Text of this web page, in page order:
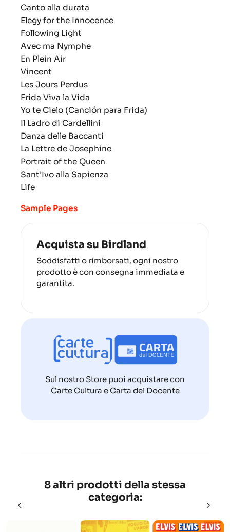
Canto alla durata
Elegy for the Innocence
Following Light
Avec ma Nymphe
En Plein Air
Vincent
Les Jours Perdus
Frida Viva la Vida
Yo te Cielo (Canción para Frida)
Il Ladro di Cardellini
Danza delle Baccanti
La Lettre de Josephine
Portrait of the Queen
Sant’Ivo alla Sapienza
Life
Sample Pages
Acquista su Birdland
Soddisfatti o rimborsati, ogni nostro
prodotto è con consegna immediata e
garantita.
Sul nostro Store puoi acquistare con
Carte Cultura e Carta del Docente
8 altri prodotti della stessa
categoria: